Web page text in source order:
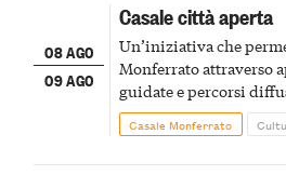
08 AGO
09 AGO
Casale città aperta
Un’iniziativa che
Monferrato attraverso
guidate e percorsi
Casale Monferrato